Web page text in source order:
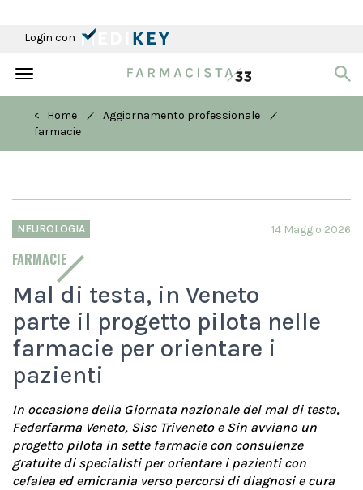
Login con
Toggle
< Home
/ Aggiornamento professionale /
farmacie
NEUROLOGIA
FARMACIE
14 Maggio 2026
Mal di testa, in Veneto
parte il progetto pilota nelle
farmacie per orientare i
pazienti
In occasione della Giornata nazionale del mal di testa,
Federfarma Veneto, Sisc Triveneto e Sin avviano un
progetto pilota in sette farmacie con consulenze
gratuite di specialisti per orientare i pazienti con
cefalea ed emicrania verso percorsi di diagnosi e cura